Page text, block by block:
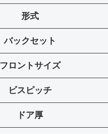
形式
バックセット
フロントサイズ
ビスピッチ
ドア厚